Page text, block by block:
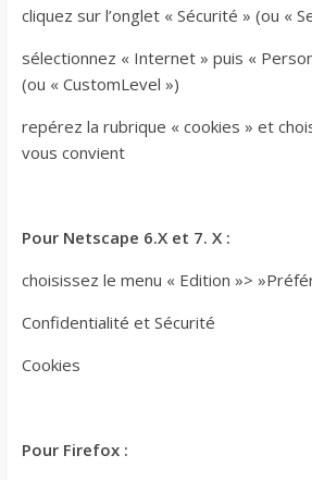
cliquez sur l’onglet « Sécurité » (ou «
sélectionnez « Internet » puis «
(ou « CustomLevel »)
repérez la rubrique « cookies » et
vous convient
Pour Netscape 6.X et 7. X :
choisissez le menu « Edition »>
Confidentialité et Sécurité
Cookies
Pour Firefox :